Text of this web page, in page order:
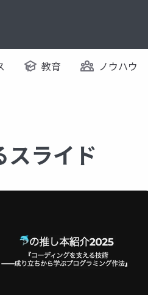
教育 ノウハウ
スライド